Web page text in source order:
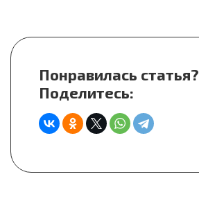
Понравилась статья?
Поделитесь: